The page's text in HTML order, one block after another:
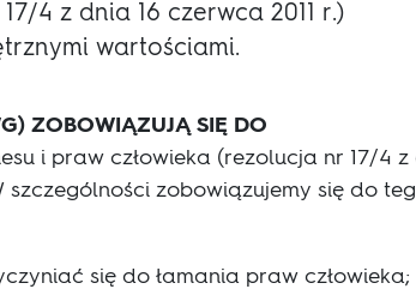
4 z dnia 16 czerwca 2011 r.)
wartościami.
ZOBOWIĄZUJĄ SIĘ DO
i praw człowieka (rezolucja nr 17/4 z
szczególności zobowiązujemy się do
się do łamania praw człowieka;